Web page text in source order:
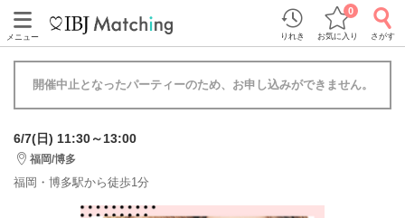
メニュー りれき お気に入り
0
さがす
開催中止となったパーティーのため、お申し込みができません。
6/7(日) 11:30～13:00
福岡/博多
福岡・博多駅から徒歩1分